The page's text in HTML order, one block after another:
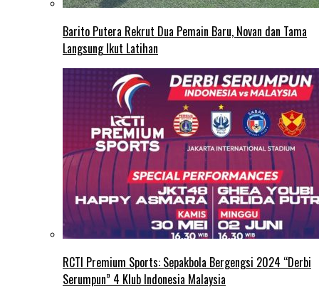
Barito Putera Rekrut Dua Pemain Baru, Novan dan Tama
Langsung Ikut Latihan
RCTI Premium Sports: Sepakbola Bergengsi 2024 “Derbi
Serumpun” 4 Klub Indonesia Malaysia